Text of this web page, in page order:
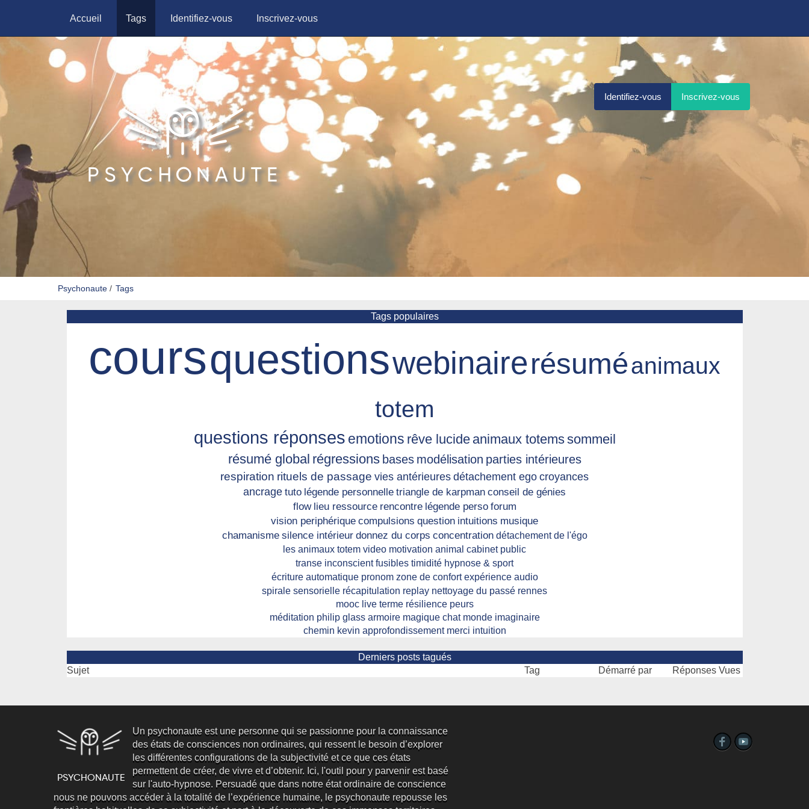
Accueil Tags Identifiez-vous Inscrivez-vous
Identifiez-vous Inscrivez-vous
Psychonaute/ Tags
Tags populaires
coursquestionswebinairerésuméanimaux
totem
questions réponses emotions rêve lucide animaux totemssommeil
résumé global régressions bases modélisation parties intérieures
respiration rituels de passage vies antérieuresdétachement egocroyances
ancrage tuto légende personnelle triangle de karpman conseil de génies
flow lieu ressource rencontre légende perso forum
vision periphérique compulsions question intuitions musique
chamanisme silence intérieur donnez du corps concentration détachement de l'égo
les animaux totem video motivation animal cabinet public
transe inconscient fusibles timidité hypnose & sport
écriture automatique pronom zone de confort expérience audio
spirale sensorielle récapitulation replay nettoyage du passé rennes
mooc live terme résilience peurs
méditation philip glass armoire magique chat monde imaginaire
chemin kevin approfondissement merci intuition
Derniers posts tagués
Sujet
Tag Démarré par Réponses Vues
Un psychonaute est une personne qui se passionne pour la connaissance
des états de consciences non ordinaires, qui ressent le besoin d’explorer
les différentes configurations de la subjectivité et ce que ces états
permettent de créer, de vivre et d’obtenir. Ici, l'outil pour y parvenir est basé
sur l'auto-hypnose. Persuadé que dans notre état ordinaire de conscience
nous ne pouvons accéder à la totalité de l’expérience humaine, le psychonaute repousse les